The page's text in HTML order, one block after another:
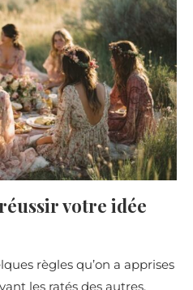
votre idée
règles qu’on a apprises
les ratés des autres.